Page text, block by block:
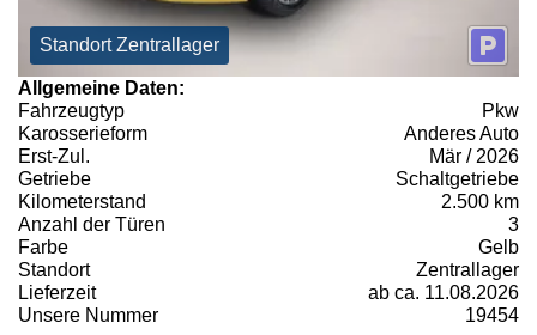
Standort Zentrallager
Allgemeine Daten:
Fahrzeugtyp
Pkw
Karosserieform
Anderes Auto
Erst-Zul.
Mär / 2026
Getriebe
Schaltgetriebe
Kilometerstand
2.500 km
Anzahl der Türen
3
Farbe
Gelb
Standort
Zentrallager
Lieferzeit
ab ca. 11.08.2026
Unsere Nummer
19454